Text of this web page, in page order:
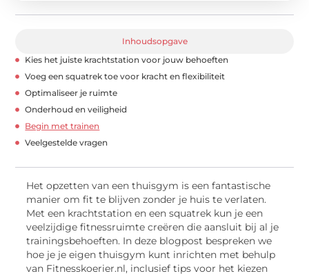
Inhoudsopgave
Kies het juiste krachtstation voor jouw behoeften
Voeg een squatrek toe voor kracht en flexibiliteit
Optimaliseer je ruimte
Onderhoud en veiligheid
Begin met trainen
Veelgestelde vragen
Het opzetten van een thuisgym is een fantastische
manier om fit te blijven zonder je huis te verlaten.
Met een krachtstation en een squatrek kun je een
veelzijdige fitnessruimte creëren die aansluit bij al je
trainingsbehoeften. In deze blogpost bespreken we
hoe je je eigen thuisgym kunt inrichten met behulp
van Fitnesskoerier.nl, inclusief tips voor het kiezen